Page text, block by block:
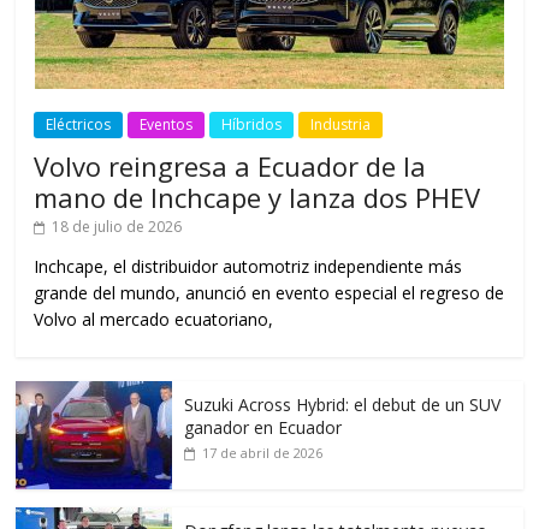
Eléctricos Eventos Híbridos Industria
Volvo reingresa a Ecuador de la
mano de Inchcape y lanza dos PHEV
18 de julio de 2026
Inchcape, el distribuidor automotriz independiente más
grande del mundo, anunció en evento especial el regreso de
Volvo al mercado ecuatoriano,
Suzuki Across Hybrid: el debut de un SUV
ganador en Ecuador
17 de abril de 2026